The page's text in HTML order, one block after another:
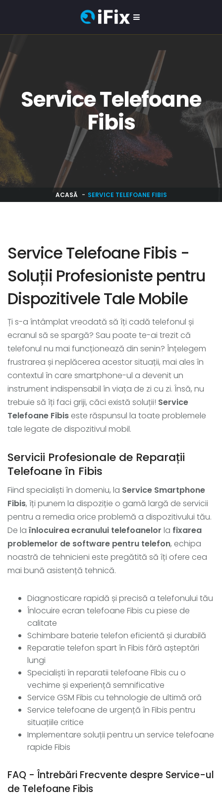
Service Telefoane
Fibis
ACASĂ SERVICE TELEFOANE FIBIS
Service Telefoane Fibis -
Soluții Profesioniste pentru
Dispozitivele Tale Mobile
Ți s-a întâmplat vreodată să îți cadă telefonul și
ecranul să se spargă? Sau poate te-ai trezit că
telefonul nu mai funcționează din senin? Înțelegem
frustrarea și neplăcerea acestor situații, mai ales în
contextul în care smartphone-ul a devenit un
instrument indispensabil în viața de zi cu zi. Însă, nu
trebuie să îți faci griji, căci există soluții! Service
Telefoane Fibis este răspunsul la toate problemele
tale legate de dispozitivul mobil.
Servicii Profesionale de Reparații
Telefoane în Fibis
Fiind specialiști în domeniu, la Service Smartphone
Fibis, îți punem la dispoziție o gamă largă de servicii
pentru a remedia orice problemă a dispozitivului tău.
De la înlocuirea ecranului telefoanelor la fixarea
problemelor de software pentru telefon, echipa
noastră de tehnicieni este pregătită să îți ofere cea
mai bună asistență tehnică.
Diagnosticare rapidă și precisă a telefonului tău
Înlocuire ecran telefoane Fibis cu piese de
calitate
Schimbare baterie telefon eficientă și durabilă
Reparatie telefon spart în Fibis fără așteptări
lungi
Specialiști în reparatii telefoane Fibis cu o
vechime și experiență semnificative
Service GSM Fibis cu tehnologie de ultimă oră
Service telefoane de urgență în Fibis pentru
situațiile critice
Implementare soluții pentru un service telefoane
rapide Fibis
FAQ - Întrebări Frecvente despre Service-ul
de Telefoane Fibis